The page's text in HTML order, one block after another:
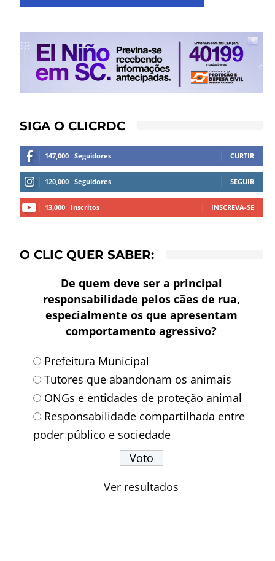
SIGA O CLICRDC
147,000 Seguidores CURTIR
120,000 Seguidores SEGUIR
13,000 Inscritos INSCREVA-SE
O CLIC QUER SABER:
De quem deve ser a principal
responsabilidade pelos cães de rua,
especialmente os que apresentam
comportamento agressivo?
Prefeitura Municipal
Tutores que abandonam os animais
ONGs e entidades de proteção animal
Responsabilidade compartilhada entre
poder público e sociedade
Ver resultados